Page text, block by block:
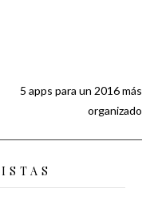
5 apps para un 2016 más
organizado